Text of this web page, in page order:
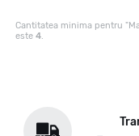
Cantitatea minima pentru
este 4.